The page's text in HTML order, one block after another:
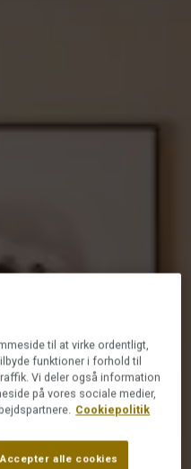
til at virke ordentligt,
funktioner i forhold til
Vi deler også information
på vores sociale medier,
Cookiepolitik
Accepter alle cookies